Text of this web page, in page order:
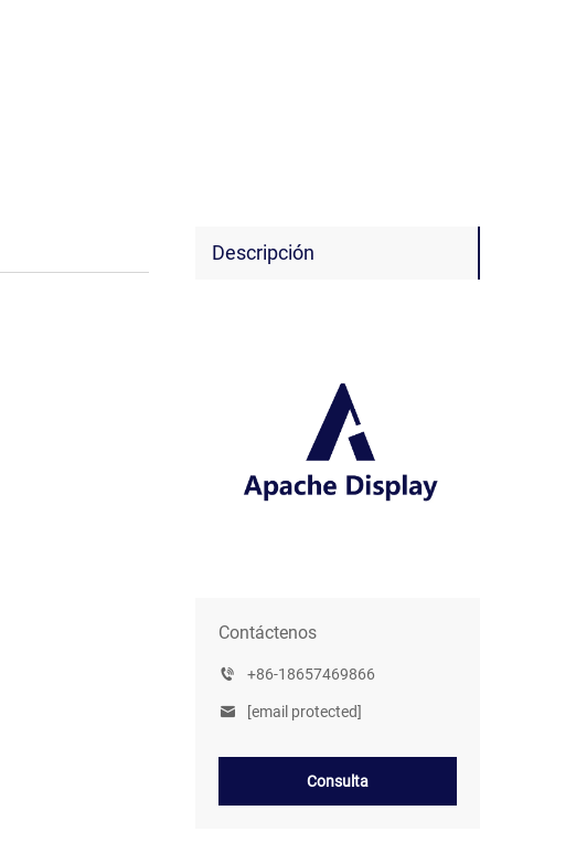
Descripción
Contáctenos
+86-18657469866
[email protected]
Consulta